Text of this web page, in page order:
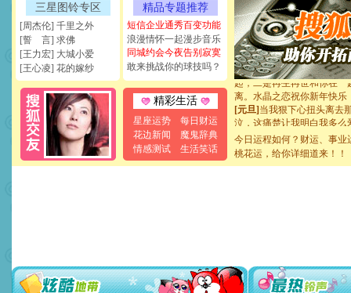
三星图铃专区
[周杰伦] 千里之外
[誓 言] 求佛
[王力宏] 大城小爱
[王心凌] 花的嫁纱
精品专题推荐
短信企业通秀百变功能
浪漫情怀一起漫步音乐
同城约会今夜告别寂寞
敢来挑战你的球技吗？
精彩生活
星座运势
每日财运
花边新闻
魔鬼辞典
情感测试
生活笑话
如意,快乐,鲜花,一切美好的
[元旦]看到你我会触电；看
断电。爱你是我职业，想
你是我专业！水晶之恋祝你
[元旦]如果上天让我许三个
起；二是再生再世和你在
离。水晶之恋祝你新年快乐
[元旦]当我狠下心扭头离去
泣，这痛楚让我明白我多
卖了。水晶之恋祝你新年快
[春节]风柔雨润好月圆，半
颜！冬去春来似水如烟，
道一声平安！新年吉祥万事
能正大光明地骚扰你,告诉
天都要快乐噢!
今日运程如何？财运、事业
桃花运，给你详细道来！！